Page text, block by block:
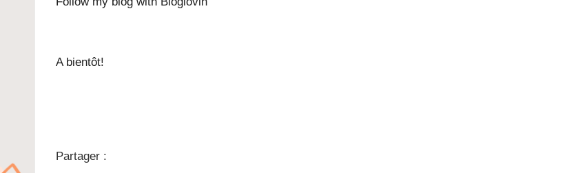
A bientôt!
Partager :